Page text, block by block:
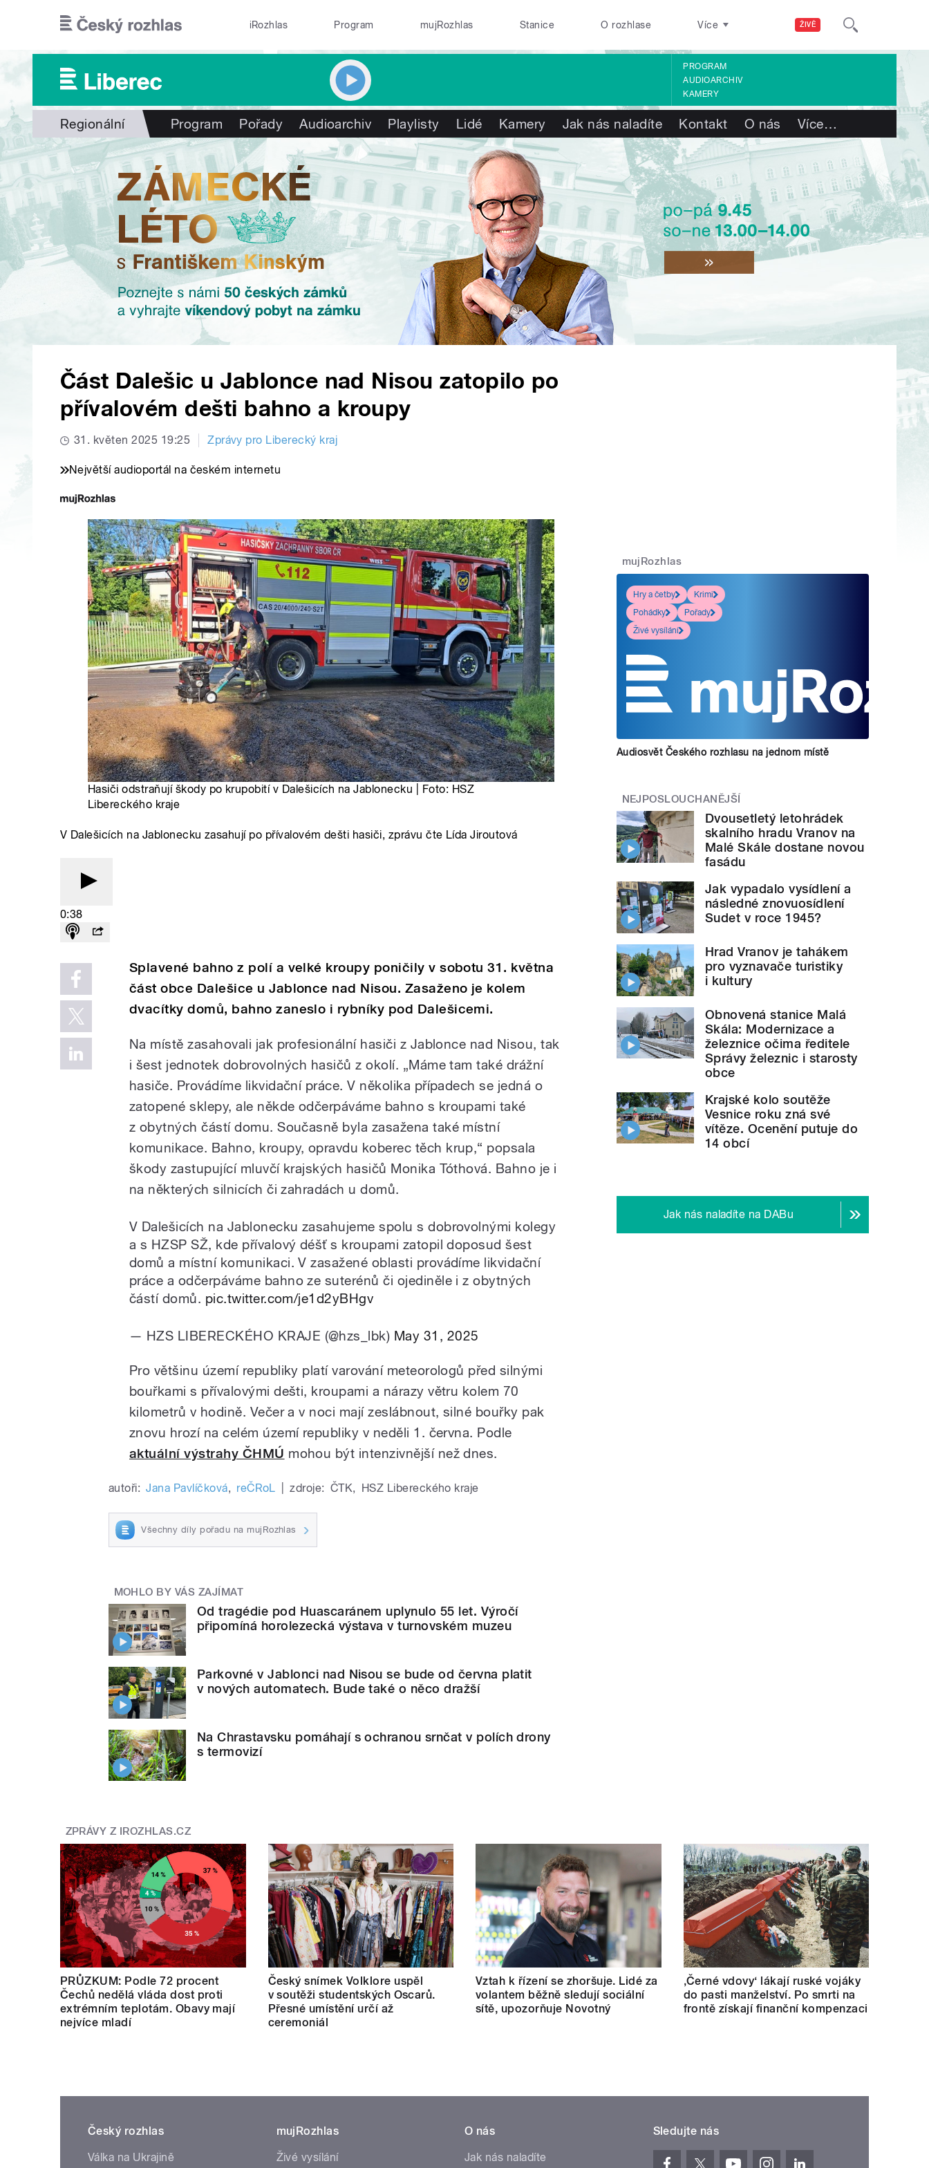
ŽIVĚ
iRozhlas Program mujRozhlas Stanice O rozhlase Více
PROGRAM
AUDIOARCHIV
KAMERY
Regionální Program Pořady Audioarchiv Playlisty Lidé Kamery Jak nás naladíte Kontakt O nás Více…
Část Dalešic u Jablonce nad Nisou zatopilo po
přívalovém dešti bahno a kroupy
31. květen 2025 19:25 Zprávy pro Liberecký kraj
Největší audioportál na českém internetu
Hasiči odstraňují škody po krupobití v Dalešicích na Jablonecku | Foto: HSZ
Libereckého kraje
V Dalešicích na Jablonecku zasahují po přívalovém dešti hasiči, zprávu čte Lída Jiroutová
0:38
Splavené bahno z polí a velké kroupy poničily v sobotu 31. května
část obce Dalešice u Jablonce nad Nisou. Zasaženo je kolem
dvacítky domů, bahno zaneslo i rybníky pod Dalešicemi.
Na místě zasahovali jak profesionální hasiči z Jablonce nad Nisou, tak
i šest jednotek dobrovolných hasičů z okolí. „Máme tam také drážní
hasiče. Provádíme likvidační práce. V několika případech se jedná o
zatopené sklepy, ale někde odčerpáváme bahno s kroupami také
z obytných částí domu. Současně byla zasažena také místní
komunikace. Bahno, kroupy, opravdu koberec těch krup,“ popsala
škody zastupující mluvčí krajských hasičů Monika Tóthová. Bahno je i
na některých silnicích či zahradách u domů.
V Dalešicích na Jablonecku zasahujeme spolu s dobrovolnými kolegy
a s HZSP SŽ, kde přívalový déšť s kroupami zatopil doposud šest
domů a místní komunikaci. V zasažené oblasti provádíme likvidační
práce a odčerpáváme bahno ze suterénů či ojediněle i z obytných
částí domů. pic.twitter.com/je1d2yBHgv
— HZS LIBERECKÉHO KRAJE (@hzs_lbk) May 31, 2025
Pro většinu území republiky platí varování meteorologů před silnými
bouřkami s přívalovými dešti, kroupami a nárazy větru kolem 70
kilometrů v hodině. Večer a v noci mají zeslábnout, silné bouřky pak
znovu hrozí na celém území republiky v neděli 1. června. Podle
aktuální výstrahy ČHMÚ mohou být intenzivnější než dnes.
autoři: Jana Pavlíčková, reČRoL zdroje: ČTK, HSZ Libereckého kraje
Všechny díly pořadu na mujRozhlas
MOHLO BY VÁS ZAJÍMAT
Od tragédie pod Huascaránem uplynulo 55 let. Výročí
připomíná horolezecká výstava v turnovském muzeu
Parkovné v Jablonci nad Nisou se bude od června platit
v nových automatech. Bude také o něco dražší
Na Chrastavsku pomáhají s ochranou srnčat v polích drony
s termovizí
mujRozhlas
Hry a četby
Krimi
Pohádky
Pořady
Živé vysílání
Audiosvět Českého rozhlasu na jednom místě
NEJPOSLOUCHANĚJŠÍ
Dvousetletý letohrádek
skalního hradu Vranov na
Malé Skále dostane novou
fasádu
Jak vypadalo vysídlení a
následné znovuosídlení
Sudet v roce 1945?
Hrad Vranov je tahákem
pro vyznavače turistiky
i kultury
Obnovená stanice Malá
Skála: Modernizace a
železnice očima ředitele
Správy železnic i starosty
obce
Krajské kolo soutěže
Vesnice roku zná své
vítěze. Ocenění putuje do
14 obcí
Jak nás naladíte na DABu
ZPRÁVY Z IROZHLAS.CZ
PRŮZKUM: Podle 72 procent
Čechů nedělá vláda dost proti
extrémním teplotám. Obavy mají
nejvíce mladí
Český snímek Volklore uspěl
v soutěži studentských Oscarů.
Přesné umístění určí až
ceremoniál
Vztah k řízení se zhoršuje. Lidé za
volantem běžně sledují sociální
sítě, upozorňuje Novotný
‚Černé vdovy‘ lákají ruské vojáky
do pasti manželství. Po smrti na
frontě získají finanční kompenzaci
Český rozhlas
Válka na Ukrajině
mujRozhlas
Živé vysílání
O nás
Jak nás naladíte
Sledujte nás